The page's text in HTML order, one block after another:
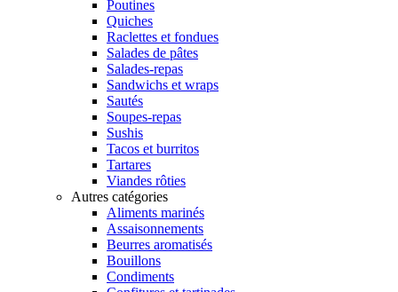
Poutines
Quiches
Raclettes et fondues
Salades de pâtes
Salades-repas
Sandwichs et wraps
Sautés
Soupes-repas
Sushis
Tacos et burritos
Tartares
Viandes rôties
Autres catégories
Aliments marinés
Assaisonnements
Beurres aromatisés
Bouillons
Condiments